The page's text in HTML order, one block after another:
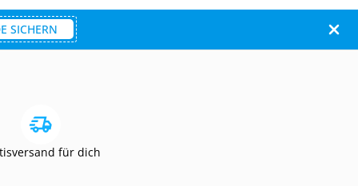
SICHERN
für dich